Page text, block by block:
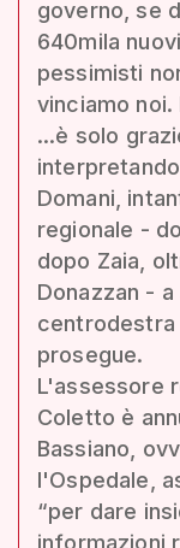
governo, se
640mila
pessimisti
vinciamo noi.
...è solo
Domani,
regionale -
dopo Zaia,
Donazzan -
centrodestra
prosegue.
L'assessore
Coletto è
Bassiano,
l'Ospedale,
“per dare
informazioni